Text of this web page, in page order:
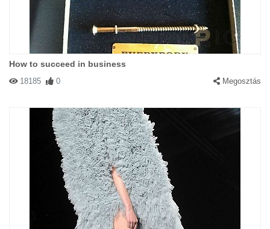
How to succeed in business
18185 0 Megosztás